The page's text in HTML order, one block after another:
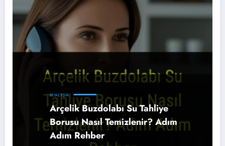
BEYAZ EŞYA
Arçelik Buzdolabı Su Tahliye
Borusu Nasıl Temizlenir? Adım
Adım Rehber